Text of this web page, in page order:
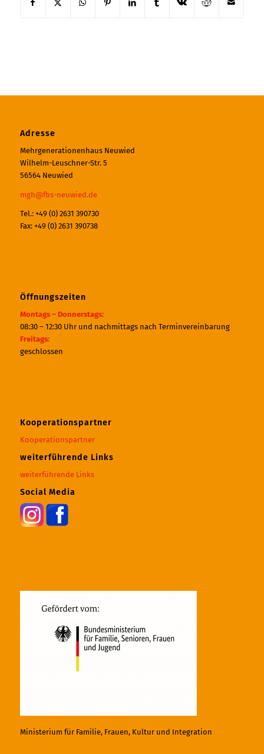
Adresse
Mehrgenerationenhaus Neuwied
Wilhelm-Leuschner-Str. 5
56564 Neuwied
mgh@fbs-neuwied.de
Tel.: +49 (0) 2631 390730
Fax: +49 (0) 2631 390738
Öffnungszeiten
Montags – Donnerstags:
08:30 – 12:30 Uhr und nachmittags nach Terminvereinbarung
Freitags:
geschlossen
Kooperationspartner
Kooperationspartner
weiterführende Links
weiterführende Links
Social Media
Ministerium für Familie, Frauen, Kultur und Integration